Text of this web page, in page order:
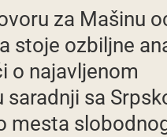
za Mašinu
stoje ozbiljne
o najavljenom
saradnji sa
mesta